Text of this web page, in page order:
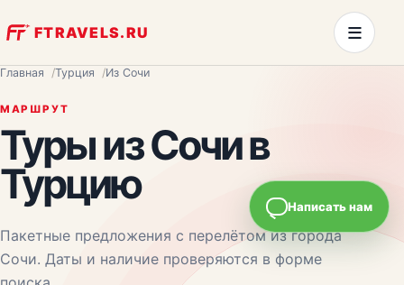
FTRAVELS.RU ≡
Главная Турция Из Сочи
МАРШРУТ
Туры изСочив
Турцию
Пакетные предложения с перелётом из города
Сочи. Даты и наличие проверяются в форме
Написать нам